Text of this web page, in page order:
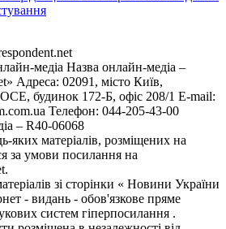
медіа Назва онлайн-медіа –
Адреса: 02091, місто Київ,
будинок 172-Б, офіс 208/1 E-mail:
Телефон: 044-205-43-00
– R40-06068
яких матеріалів, розміщених на
за умови посилання на
зі сторінки « Новини України
- видань - обов'язкове пряме
систем гіперпосилання .